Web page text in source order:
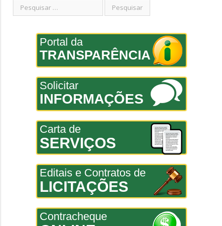
Portal da
TRANSPARÊNCIA
Solicitar
INFORMAÇÕES
Carta de
SERVIÇOS
Editais e Contratos de
LICITAÇÕES
Contracheque